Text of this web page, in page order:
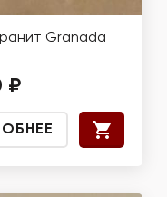
Granada
₽